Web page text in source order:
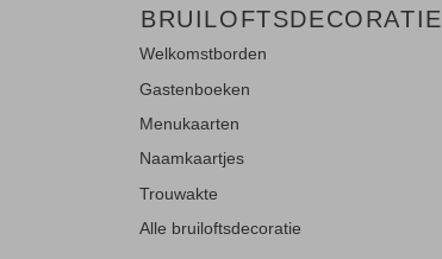
BRUILOFTSDECORATIE
Welkomstborden
Gastenboeken
Menukaarten
Naamkaartjes
Trouwakte
Alle bruiloftsdecoratie